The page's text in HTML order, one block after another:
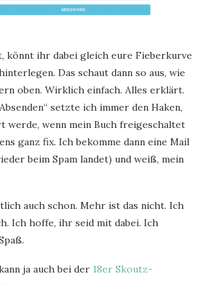
könnt ihr dabei gleich eure Fieberkurve
Das schaut dann so aus, wie
oben. Wirklich einfach. Alles erklärt.
setzte ich immer den Haken,
werde, wenn mein Buch freigeschaltet
ganz fix. Ich bekomme dann eine Mail
beim Spam landet) und weiß, mein
auch schon. Mehr ist das nicht. Ich
Ich hoffe, ihr seid mit dabei. Ich
ja auch bei der 18er Skoutz-